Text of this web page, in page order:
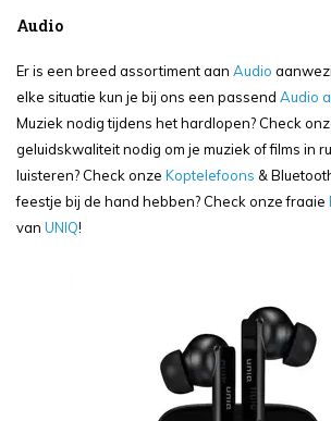
Audio
Er is een breed assortiment aan Audio
elke situatie kun je bij ons een passend Audio
Muziek nodig tijdens het hardlopen? Check
geluidskwaliteit nodig om je muziek of films in
luisteren? Check onze Koptelefoons &
feestje bij de hand hebben? Check onze fraaie
van UNIQ!